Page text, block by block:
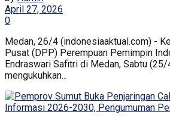
April 27, 2026
0
Medan, 26/4 (indonesiaaktual.com) -
Pusat (DPP) Perempuan Pemimpin
Endraswari Safitri di Medan, Sabtu
mengukuhkan...